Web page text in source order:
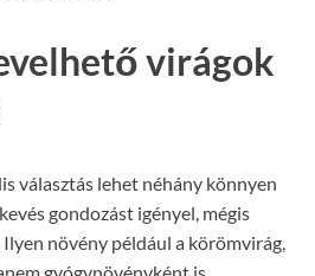
virágok
választás lehet néhány könnyen
gondozást igényel, mégis
növény például a körömvirág,
gyógynövényként is